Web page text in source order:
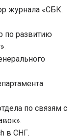
журнала «СБК.
по развитию
по связям с
в СНГ.